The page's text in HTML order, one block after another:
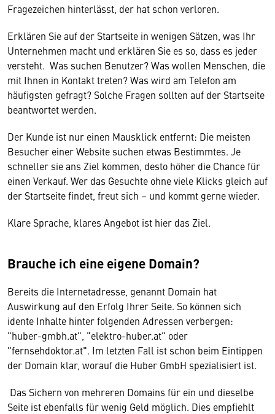
Fragezeichen hinterlässt, der hat schon verloren.
Erklären Sie auf der Startseite in wenigen Sätzen, was Ihr
Unternehmen macht und erklären Sie es so, dass es jeder
versteht. Was suchen Benutzer? Was wollen Menschen, die
mit Ihnen in Kontakt treten? Was wird am Telefon am
häufigsten gefragt? Solche Fragen sollten auf der Startseite
beantwortet werden.
Der Kunde ist nur einen Mausklick entfernt: Die meisten
Besucher einer Website suchen etwas Bestimmtes. Je
schneller sie ans Ziel kommen, desto höher die Chance für
einen Verkauf. Wer das Gesuchte ohne viele Klicks gleich auf
der Startseite findet, freut sich – und kommt gerne wieder.
Klare Sprache, klares Angebot ist hier das Ziel.
Brauche ich eine eigene Domain?
Bereits die Internetadresse, genannt Domain hat
Auswirkung auf den Erfolg Ihrer Seite. So können sich
idente Inhalte hinter folgenden Adressen verbergen:
"huber-gmbh.at", "elektro-huber.at" oder
"fernsehdoktor.at". Im letzten Fall ist schon beim Eintippen
der Domain klar, worauf die Huber GmbH spezialisiert ist.
Das Sichern von mehreren Domains für ein und dieselbe
Seite ist ebenfalls für wenig Geld möglich. Dies empfiehlt